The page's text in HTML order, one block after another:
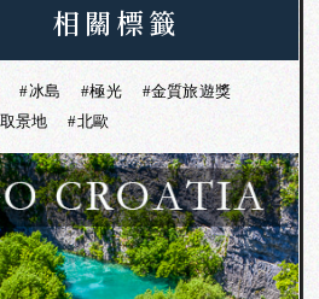
相關標籤
#冰島 #極光
#金質旅遊獎
景地
#北歐